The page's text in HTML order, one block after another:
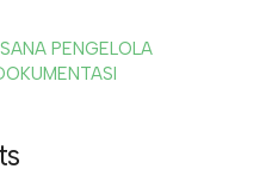
PENGELOLA